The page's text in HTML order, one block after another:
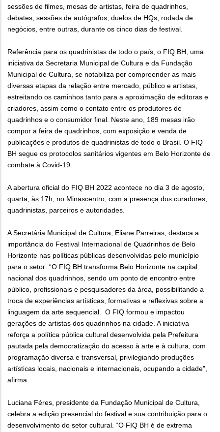
sessões de filmes, mesas de artistas, feira de quadrinhos,
debates, sessões de autógrafos, duelos de HQs, rodada de
negócios, entre outras, durante os cinco dias de festival.
Referência para os quadrinistas de todo o país, o FIQ BH, uma
iniciativa da Secretaria Municipal de Cultura e da Fundação
Municipal de Cultura, se notabiliza por compreender as mais
diversas etapas da relação entre mercado, público e artistas,
estreitando os caminhos tanto para a aproximação de editoras e
criadores, assim como o contato entre os produtores de
quadrinhos e o consumidor final. Neste ano, 189 mesas irão
compor a feira de quadrinhos, com exposição e venda de
publicações e produtos de quadrinistas de todo o Brasil. O FIQ
BH segue os protocolos sanitários vigentes em Belo Horizonte de
combate à Covid-19.
A abertura oficial do FIQ BH 2022 acontece no dia 3 de agosto,
quarta, às 17h, no Minascentro, com a presença dos curadores,
quadrinistas, parceiros e autoridades.
A Secretária Municipal de Cultura, Eliane Parreiras, destaca a
importância do Festival Internacional de Quadrinhos de Belo
Horizonte nas políticas públicas desenvolvidas pelo município
para o setor: “O FIQ BH transforma Belo Horizonte na capital
nacional dos quadrinhos, sendo um ponto de encontro entre
público, profissionais e pesquisadores da área, possibilitando a
troca de experiências artísticas, formativas e reflexivas sobre a
linguagem da arte sequencial. O FIQ formou e impactou
gerações de artistas dos quadrinhos na cidade. A iniciativa
reforça a política pública cultural desenvolvida pela Prefeitura
pautada pela democratização do acesso à arte e à cultura, com
programação diversa e transversal, privilegiando produções
artísticas locais, nacionais e internacionais, ocupando a cidade”,
afirma.
Luciana Féres, presidente da Fundação Municipal de Cultura,
celebra a edição presencial do festival e sua contribuição para o
desenvolvimento do setor cultural. “O FIQ BH é de extrema